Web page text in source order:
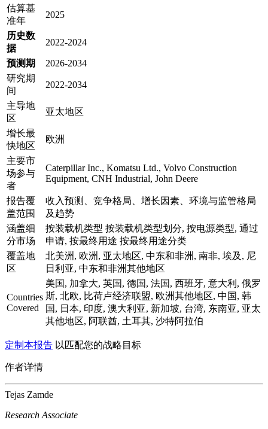
估算基
准年
2025
历史数
据
2022-2024
预测期
2026-2034
研究期
间
2022-2034
主导地
区
亚太地区
增长最
快地区
欧洲
主要市
场参与
者
Caterpillar Inc., Komatsu Ltd., Volvo Construction
Equipment, CNH Industrial, John Deere
报告覆
盖范围
收入预测、竞争格局、增长因素、环境与监管格局
及趋势
涵盖细
分市场
按装载机类型 按装载机类型划分, 按电源类型, 通过
申请, 按最终用途 按最终用途分类
覆盖地
区
北美洲, 欧洲, 亚太地区, 中东和非洲, 南非, 埃及, 尼
日利亚, 中东和非洲其他地区
Countries
Covered
美国, 加拿大, 英国, 德国, 法国, 西班牙, 意大利, 俄罗
斯, 北欧, 比荷卢经济联盟, 欧洲其他地区, 中国, 韩
国, 日本, 印度, 澳大利亚, 新加坡, 台湾, 东南亚, 亚太
其他地区, 阿联酋, 土耳其, 沙特阿拉伯
定制本报告 以匹配您的战略目标
作者详情
Tejas Zamde
Research Associate